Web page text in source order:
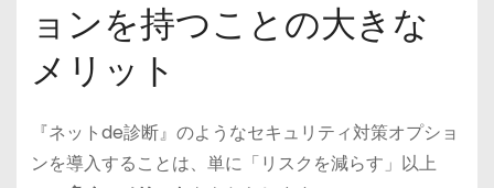
ョンを持つことの大きな
メリット
『ネットde診断』のようなセキュリティ対策オプショ
ンを導入することは、単に「リスクを減らす」以上